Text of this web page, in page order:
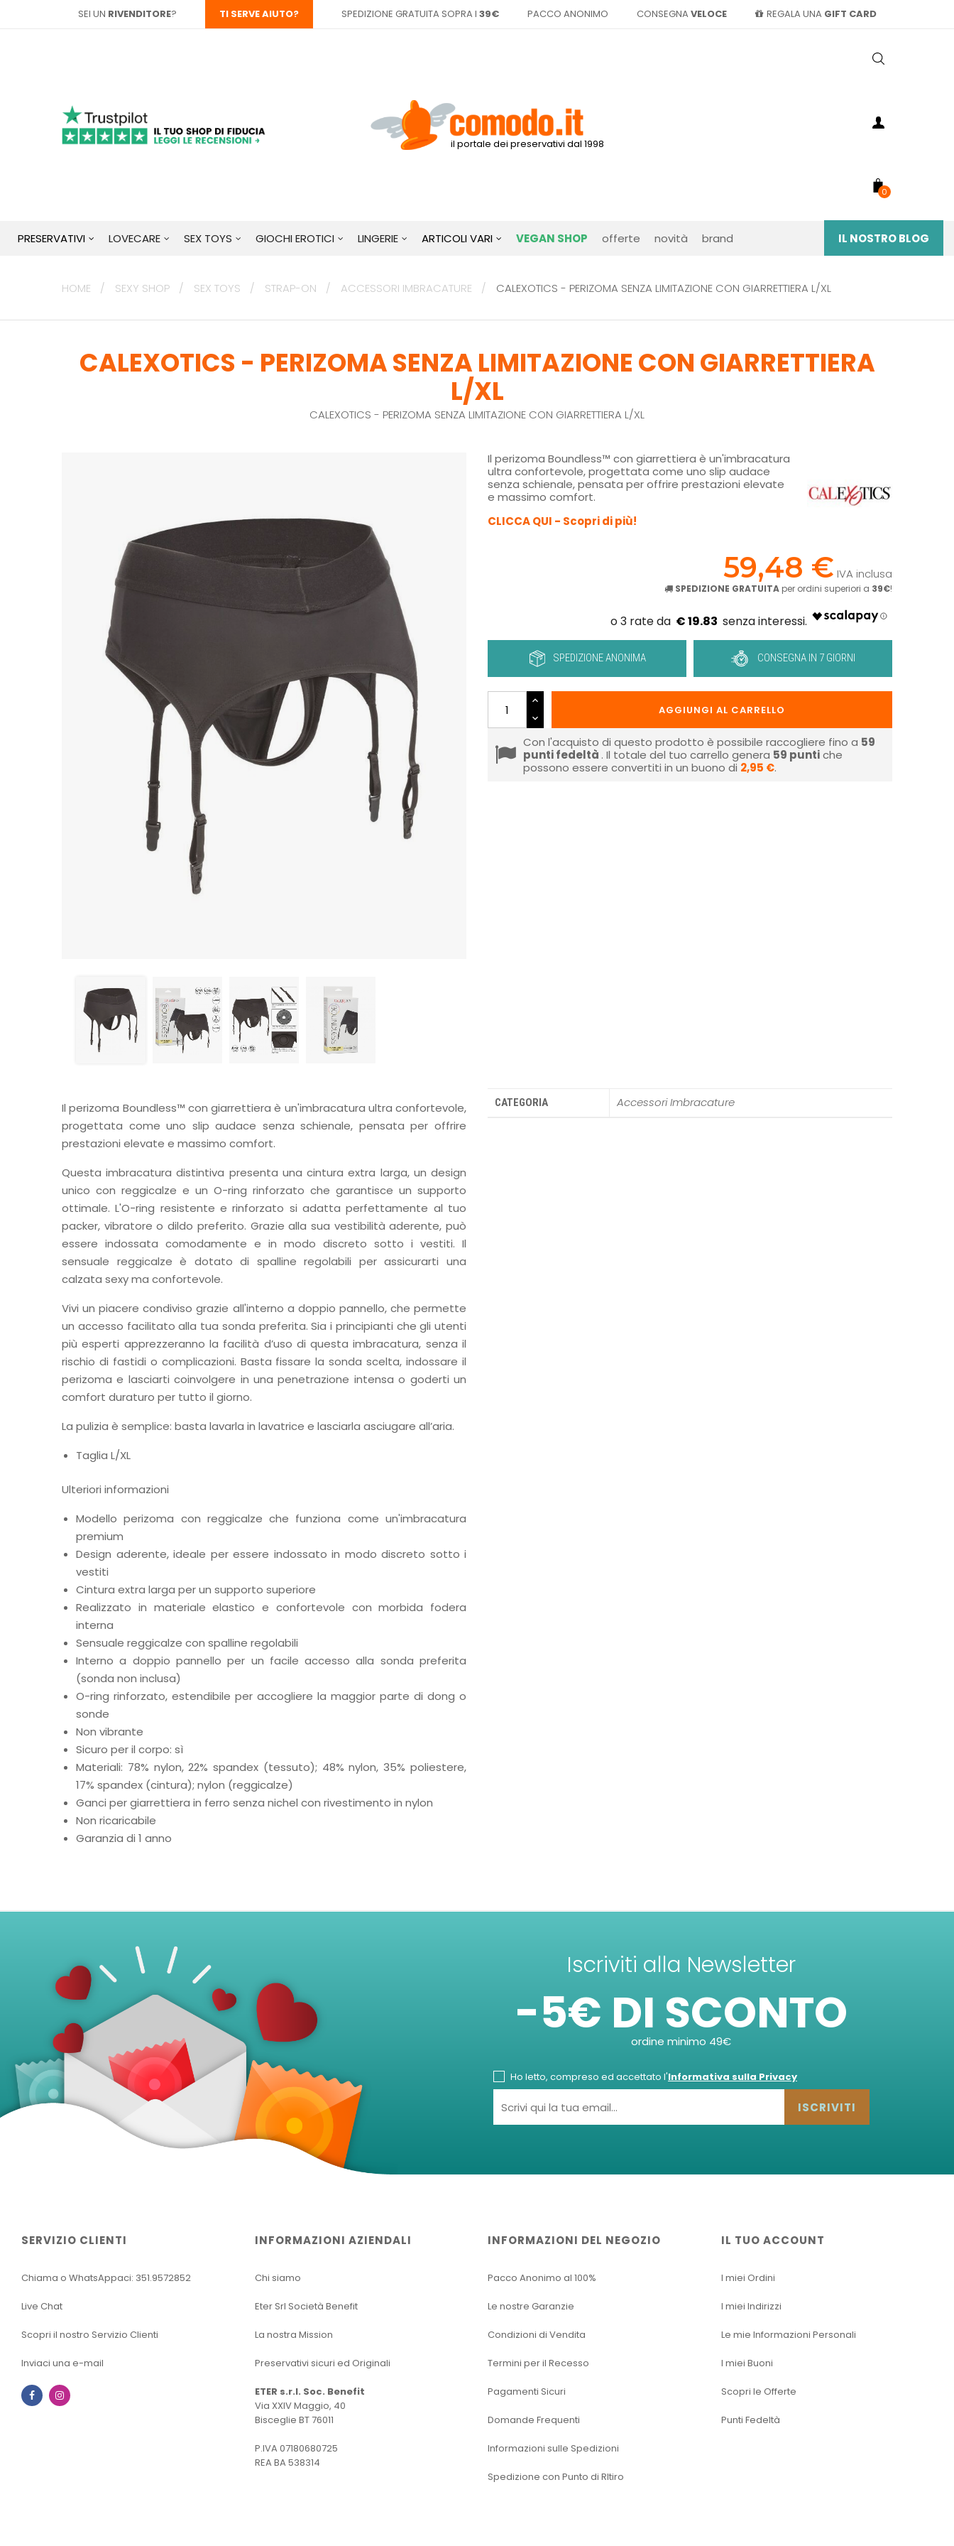
SEI UN RIVENDITORE? TI SERVE AIUTO? SPEDIZIONE GRATUITA SOPRA I 39€ PACCO ANONIMO CONSEGNA VELOCE REGALA UNA GIFT CARD
il portale dei preservativi dal 1998
0
PRESERVATIVI LOVECARE SEX TOYS GIOCHI EROTICI LINGERIE ARTICOLI VARI VEGAN SHOP offerte novità brand IL NOSTRO BLOG
HOME SEXY SHOP SEX TOYS STRAP-ON ACCESSORI IMBRACATURE CALEXOTICS - PERIZOMA SENZA LIMITAZIONE CON GIARRETTIERA L/XL
CALEXOTICS - PERIZOMA SENZA LIMITAZIONE CON GIARRETTIERA
L/XL
CALEXOTICS - PERIZOMA SENZA LIMITAZIONE CON GIARRETTIERA L/XL
Il perizoma Boundless™ con giarrettiera è un'imbracatura
ultra confortevole, progettata come uno slip audace
senza schienale, pensata per offrire prestazioni elevate
e massimo comfort.
CLICCA QUI - Scopri di più!
59,48 € IVA inclusa
SPEDIZIONE GRATUITA per ordini superiori a 39€!
€ 19.83
SPEDIZIONE ANONIMA CONSEGNA IN 7 GIORNI
AGGIUNGI AL CARRELLO
Con l'acquisto di questo prodotto è possibile raccogliere fino a 59
punti fedeltà . Il totale del tuo carrello genera 59 puntiche
possono essere convertiti in un buono di 2,95 €.
Il perizoma Boundless™ con giarrettiera è un'imbracatura ultra confortevole,
progettata come uno slip audace senza schienale, pensata per offrire
prestazioni elevate e massimo comfort.
Questa imbracatura distintiva presenta una cintura extra larga, un design
unico con reggicalze e un O-ring rinforzato che garantisce un supporto
ottimale. L'O-ring resistente e rinforzato si adatta perfettamente al tuo
packer, vibratore o dildo preferito. Grazie alla sua vestibilità aderente, può
essere indossata comodamente e in modo discreto sotto i vestiti. Il
sensuale reggicalze è dotato di spalline regolabili per assicurarti una
calzata sexy ma confortevole.
Vivi un piacere condiviso grazie all'interno a doppio pannello, che permette
un accesso facilitato alla tua sonda preferita. Sia i principianti che gli utenti
più esperti apprezzeranno la facilità d’uso di questa imbracatura, senza il
rischio di fastidi o complicazioni. Basta fissare la sonda scelta, indossare il
perizoma e lasciarti coinvolgere in una penetrazione intensa o goderti un
comfort duraturo per tutto il giorno.
La pulizia è semplice: basta lavarla in lavatrice e lasciarla asciugare all’aria.
Taglia L/XL
Ulteriori informazioni
Modello perizoma con reggicalze che funziona come un'imbracatura
premium
Design aderente, ideale per essere indossato in modo discreto sotto i
vestiti
Cintura extra larga per un supporto superiore
Realizzato in materiale elastico e confortevole con morbida fodera
interna
Sensuale reggicalze con spalline regolabili
Interno a doppio pannello per un facile accesso alla sonda preferita
(sonda non inclusa)
O-ring rinforzato, estendibile per accogliere la maggior parte di dong o
sonde
Non vibrante
Sicuro per il corpo: sì
Materiali: 78% nylon, 22% spandex (tessuto); 48% nylon, 35% poliestere,
17% spandex (cintura); nylon (reggicalze)
Ganci per giarrettiera in ferro senza nichel con rivestimento in nylon
Non ricaricabile
Garanzia di 1 anno
CATEGORIA Accessori Imbracature
Iscriviti alla Newsletter
-5€ DI SCONTO
ordine minimo 49€
Ho letto, compreso ed accettato l'Informativa sulla Privacy
ISCRIVITI
SERVIZIO CLIENTI
Chiama o WhatsAppaci: 351.9572852
Live Chat
Scopri il nostro Servizio Clienti
Inviaci una e-mail
Facebook
INFORMAZIONI AZIENDALI
Chi siamo
Eter Srl Società Benefit
La nostra Mission
Preservativi sicuri ed Originali
ETER s.r.l. Soc. Benefit
Via XXIV Maggio, 40
Bisceglie BT 76011
P.IVA 07180680725
REA BA 538314
INFORMAZIONI DEL NEGOZIO
Pacco Anonimo al 100%
Le nostre Garanzie
Condizioni di Vendita
Termini per il Recesso
Pagamenti Sicuri
Domande Frequenti
Informazioni sulle Spedizioni
Spedizione con Punto di RItiro
IL TUO ACCOUNT
I miei Ordini
I miei Indirizzi
Le mie Informazioni Personali
I miei Buoni
Scopri le Offerte
Punti Fedeltà